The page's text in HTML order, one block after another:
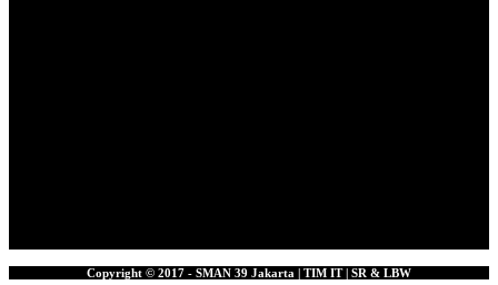
Copyright © 2017 - SMAN 39 Jakarta | TIM IT | SR & LBW